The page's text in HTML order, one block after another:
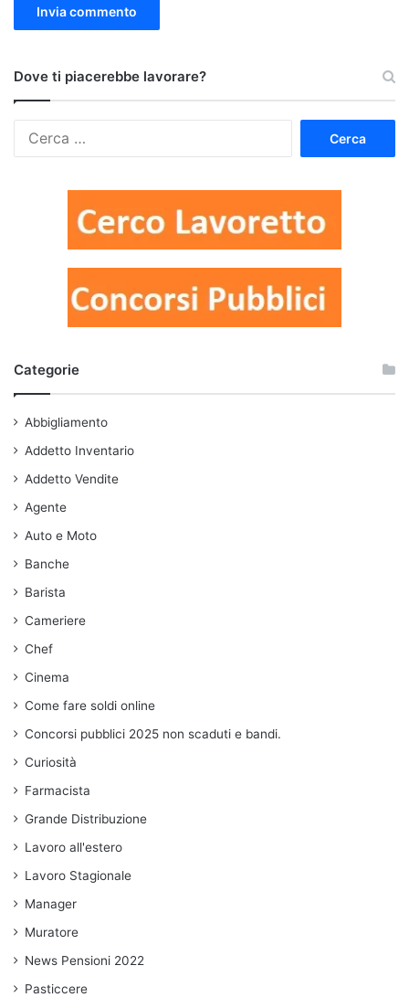
Dove ti piacerebbe lavorare?
Categorie
Abbigliamento
Addetto Inventario
Addetto Vendite
Agente
Auto e Moto
Banche
Barista
Cameriere
Chef
Cinema
Come fare soldi online
Concorsi pubblici 2025 non scaduti e bandi.
Curiosità
Farmacista
Grande Distribuzione
Lavoro all'estero
Lavoro Stagionale
Manager
Muratore
News Pensioni 2022
Pasticcere